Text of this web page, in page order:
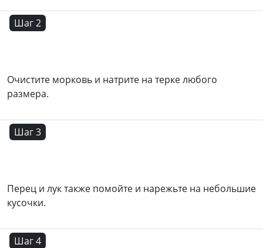
Шаг 2
Очистите морковь и натрите на терке любого
размера.
Шаг 3
Перец и лук также помойте и нарежьте на небольшие
кусочки.
Шаг 4